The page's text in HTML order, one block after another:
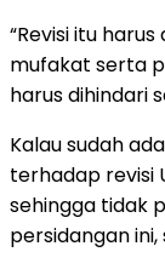
“Revisi itu
mufakat serta
harus dihindari
Kalau sudah
terhadap revisi
sehingga tidak
persidangan